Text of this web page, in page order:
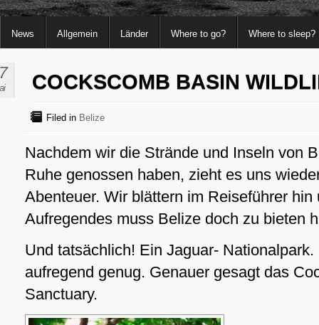
News Allgemein Länder Where to go? Where to sleep?
COCKSCOMB BASIN
Filed in Belize
Nachdem wir die Strände und Inseln von
Ruhe genossen haben, zieht es uns
Abenteuer. Wir blättern im Reiseführer
Aufregendes muss Belize doch zu bieten
Und tatsächlich! Ein Jaguar-
aufregend genug. Genauer gesagt das
Sanctuary.